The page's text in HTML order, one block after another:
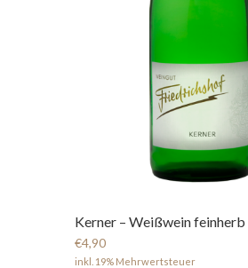
Kerner – Weißwein feinherb
€4,90
inkl. 19% Mehrwertsteuer